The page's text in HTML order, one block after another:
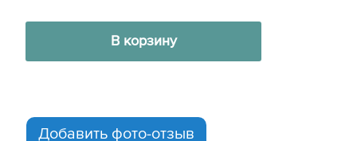
В корзину
Добавить фото-отзыв